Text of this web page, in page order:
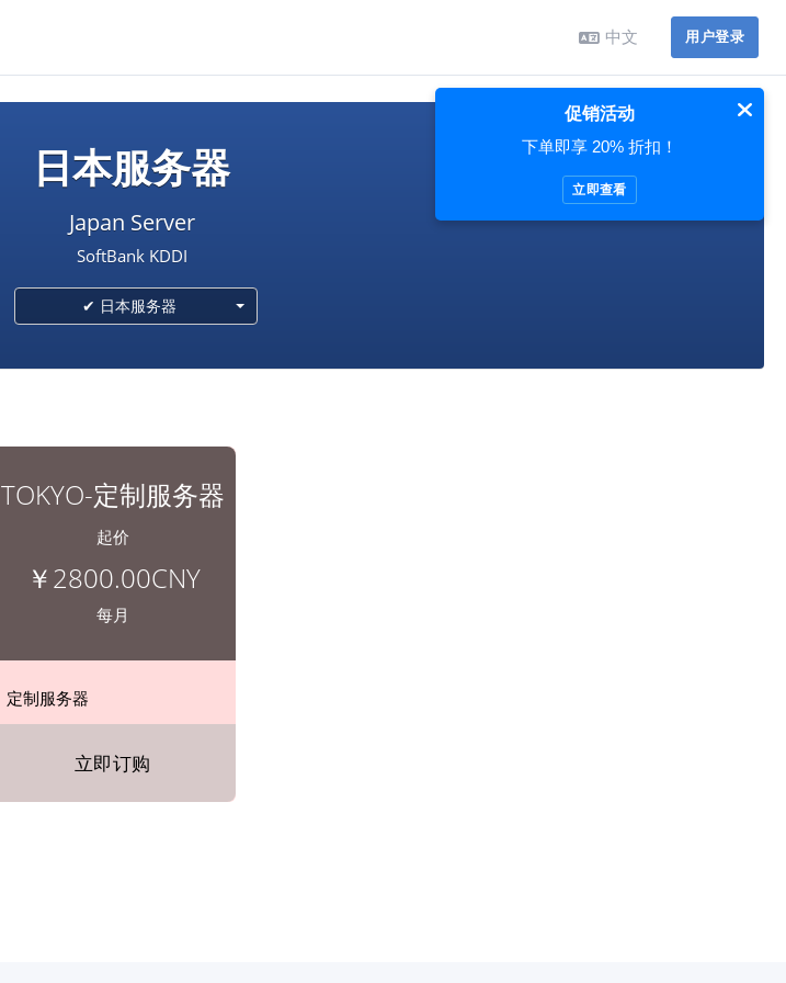
中文 用户登录
日本服务器
Japan Server
SoftBank KDDI
✔ 日本服务器
TOKYO-定制服务器
起价
￥2800.00CNY
每月
定制服务器
立即订购
促销活动
下单即享 20% 折扣！
立即查看